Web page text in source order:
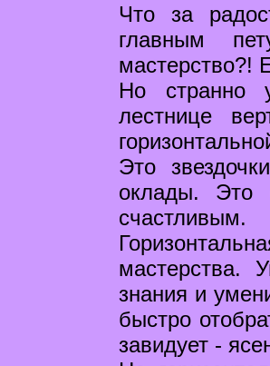
Что за
главным
мастерство?!
Но странно
лестнице
Это
оклады. Это
счастливым.
мастерства.
знания и
быстро
завидует -